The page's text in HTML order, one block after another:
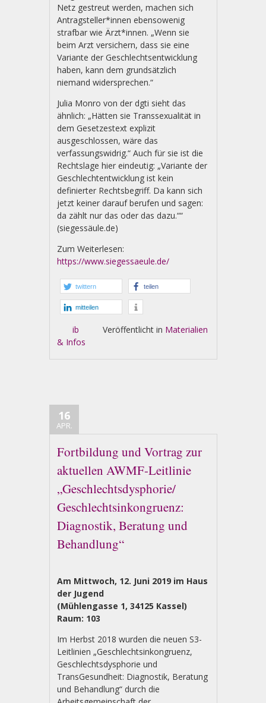
Netz gestreut werden, machen sich
Antragsteller*innen ebensowenig
strafbar wie Ärzt*innen. „Wenn sie
beim Arzt versichern, dass sie eine
Variante der Geschlechtsentwicklung
haben, kann dem grundsätzlich
niemand widersprechen.“
Julia Monro von der dgti sieht das
ähnlich: „Hätten sie Transsexualität in
dem Gesetzestext explizit
ausgeschlossen, wäre das
verfassungswidrig.“ Auch für sie ist die
Rechtslage hier eindeutig: „Variante der
Geschlechtentwicklung ist kein
definierter Rechtsbegriff. Da kann sich
jetzt keiner darauf berufen und sagen:
da zählt nur das oder das dazu.““
(siegessäule.de)
Zum Weiterlesen:
https://www.siegessaeule.de/
twittern teilen
mitteilen
ib Veröffentlicht in Materialien
& Infos
16
APR.
Fortbildung und Vortrag zur
aktuellen AWMF-Leitlinie
„Geschlechtsdysphorie/
Geschlechtsinkongruenz:
Diagnostik, Beratung und
Behandlung“
Am Mittwoch, 12. Juni 2019 im Haus
der Jugend
(Mühlengasse 1, 34125 Kassel)
Raum: 103
Im Herbst 2018 wurden die neuen S3-
Leitlinien „Geschlechtsinkongruenz,
Geschlechtsdysphorie und
TransGesundheit: Diagnostik, Beratung
und Behandlung“ durch die